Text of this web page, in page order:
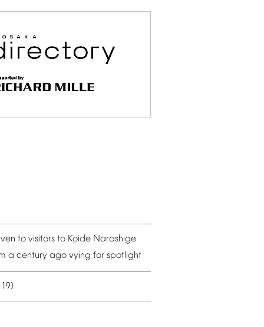
to visitors to Koide Narashige
a century ago vying for spotlight
19)